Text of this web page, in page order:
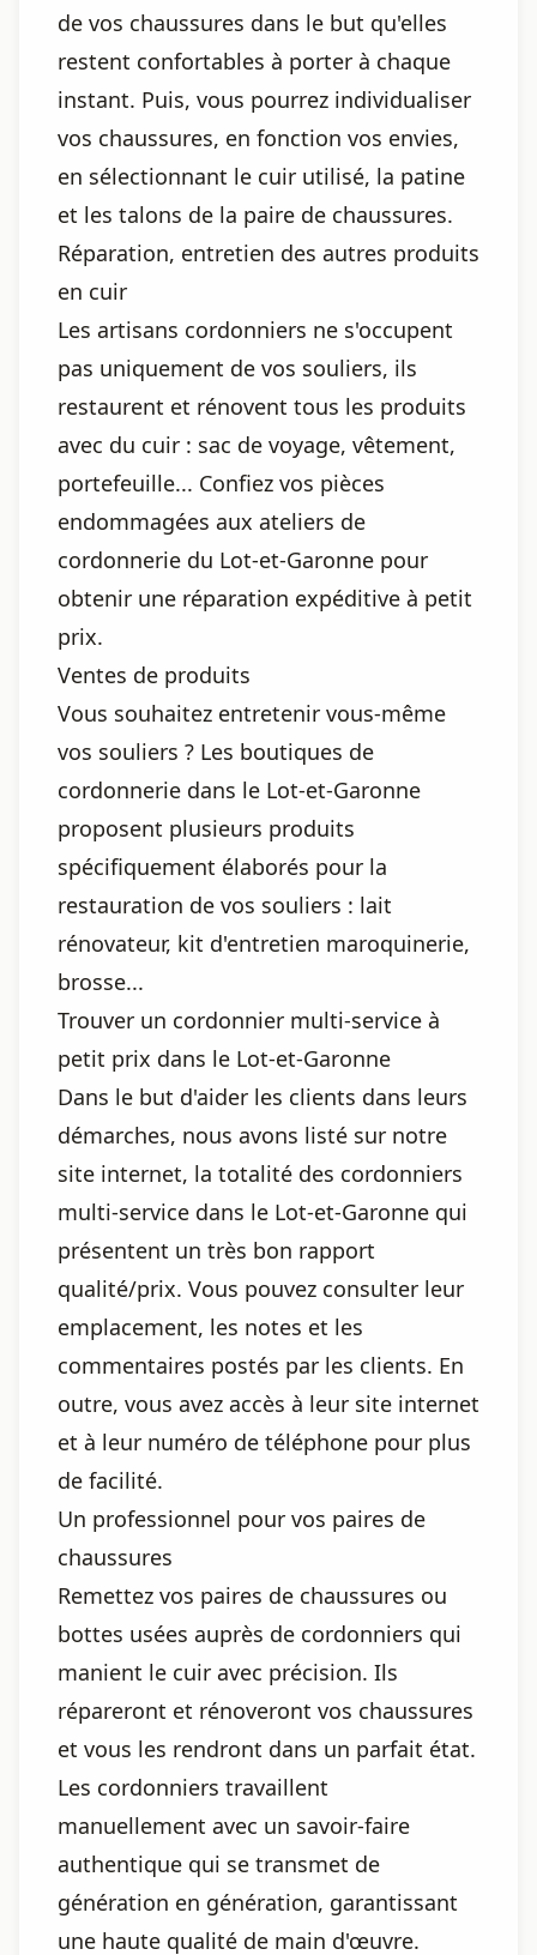
de vos chaussures dans le but qu'elles
restent confortables à porter à chaque
instant. Puis, vous pourrez individualiser
vos chaussures, en fonction vos envies,
en sélectionnant le cuir utilisé, la patine
et les talons de la paire de chaussures.
Réparation, entretien des autres produits
en cuir
Les artisans cordonniers ne s'occupent
pas uniquement de vos souliers, ils
restaurent et rénovent tous les produits
avec du cuir : sac de voyage, vêtement,
portefeuille... Confiez vos pièces
endommagées aux ateliers de
cordonnerie du Lot-et-Garonne pour
obtenir une réparation expéditive à petit
prix.
Ventes de produits
Vous souhaitez entretenir vous-même
vos souliers ? Les boutiques de
cordonnerie dans le Lot-et-Garonne
proposent plusieurs produits
spécifiquement élaborés pour la
restauration de vos souliers : lait
rénovateur, kit d'entretien maroquinerie,
brosse...
Trouver un cordonnier multi-service à
petit prix dans le Lot-et-Garonne
Dans le but d'aider les clients dans leurs
démarches, nous avons listé sur notre
site internet, la totalité des cordonniers
multi-service dans le Lot-et-Garonne qui
présentent un très bon rapport
qualité/prix. Vous pouvez consulter leur
emplacement, les notes et les
commentaires postés par les clients. En
outre, vous avez accès à leur site internet
et à leur numéro de téléphone pour plus
de facilité.
Un professionnel pour vos paires de
chaussures
Remettez vos paires de chaussures ou
bottes usées auprès de cordonniers qui
manient le cuir avec précision. Ils
répareront et rénoveront vos chaussures
et vous les rendront dans un parfait état.
Les cordonniers travaillent
manuellement avec un savoir-faire
authentique qui se transmet de
génération en génération, garantissant
une haute qualité de main d'œuvre.